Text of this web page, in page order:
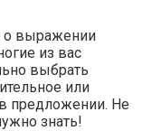
о выражении
из вас
выбрать
или
предложении. Не
знать!